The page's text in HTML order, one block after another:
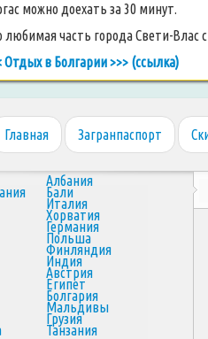
можно доехать за 30 минут.
любимая часть города Свети-Влас
Отдых в Болгарии >>> (ссылка)
Главная Загранпаспорт
Албания
Бали
Италия
Хорватия
Германия
Польша
Финляндия
Индия
Австрия
Египет
Болгария
Мальдивы
Грузия
Танзания